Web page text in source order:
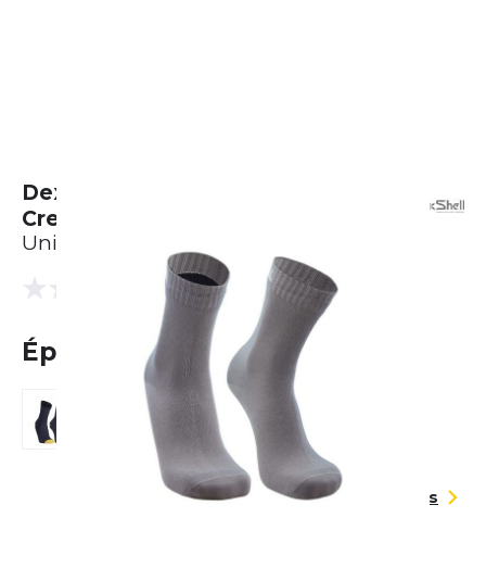
Dexshell Waterproof Ultra Thin
Crew Socks
Unisexe
0.0 (0 Avis)
Épuisé
Guide des tailles